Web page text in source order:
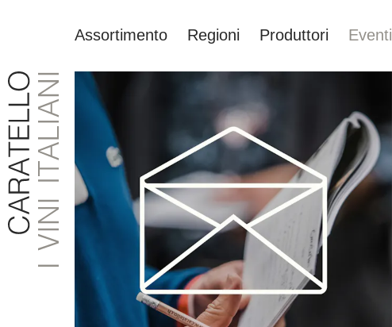
Passa alla navigazione principale
Assortimento Regioni Produttori Eventi